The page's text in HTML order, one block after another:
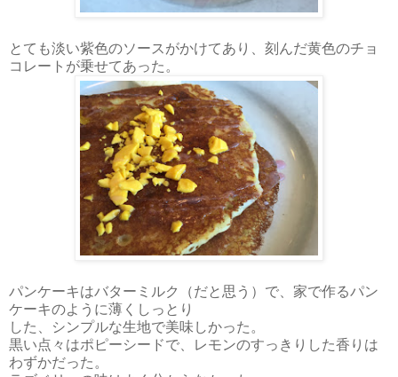
とても淡い紫色のソースがかけてあり、刻んだ黄色のチョ
コレートが乗せてあった。
パンケーキはバターミルク（だと思う）で、家で作るパン
ケーキのように薄くしっとり
した、シンプルな生地で美味しかった。
黒い点々はポピーシードで、レモンのすっきりした香りは
わずかだった。